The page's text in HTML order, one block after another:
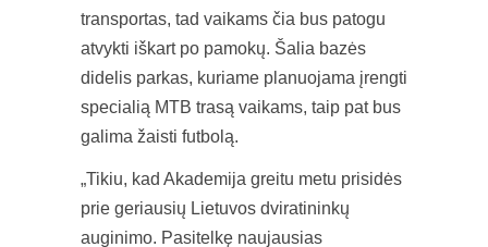
transportas, tad vaikams čia bus patogu
atvykti iškart po pamokų. Šalia bazės
didelis parkas, kuriame planuojama įrengti
specialią MTB trasą vaikams, taip pat bus
galima žaisti futbolą.
„Tikiu, kad Akademija greitu metu prisidės
prie geriausių Lietuvos dviratininkų
auginimo. Pasitelkę naujausias